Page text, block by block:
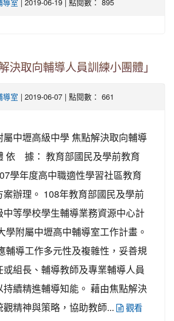
導室
決取向輔導人員訓練小團體」
導室 | 2019-06-07 | 點閱數： 661
屬中壢高級中學 焦點解決取向輔導
依 據： 教育部國民及學前教育
學年度高中職適性學習社區教育
辦理。 108年教育部國民及學前
等學校學生輔導業務資源中心計
學附屬中壢高中輔導室工作計畫。
導工作多元性及複雜性，妥善規
組長、輔導教師及專業輔導人員
持續精進輔導知能。 藉由焦點解決
精神與策略，協助教師...
觀看